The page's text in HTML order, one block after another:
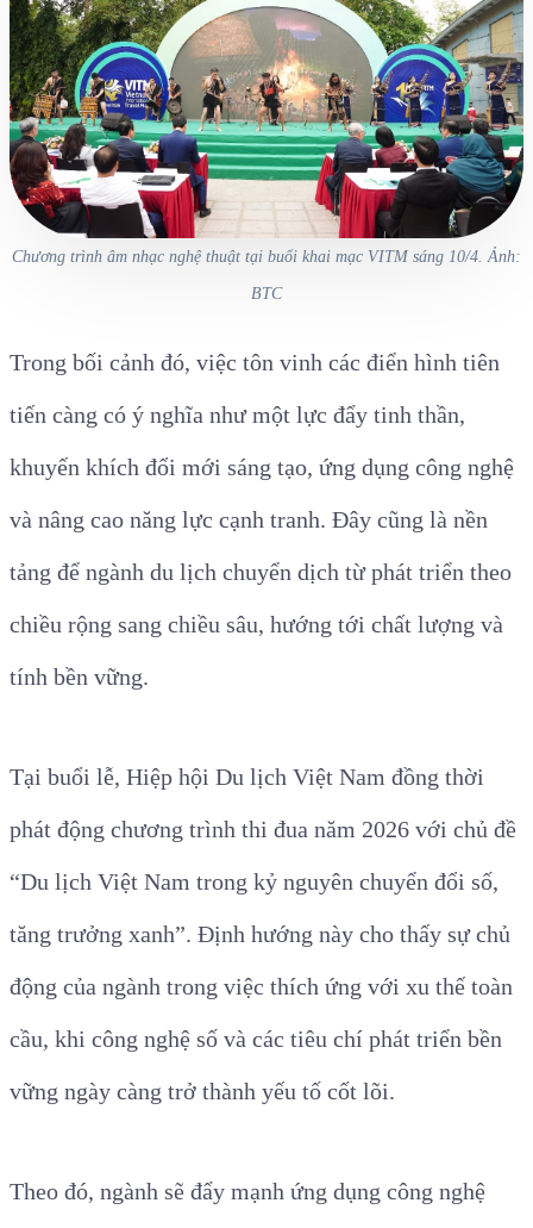
Chương trình âm nhạc nghệ thuật tại buổi khai mạc VITM sáng 10/4. Ảnh:
BTC
Trong bối cảnh đó, việc tôn vinh các điển hình tiên
tiến càng có ý nghĩa như một lực đẩy tinh thần,
khuyến khích đổi mới sáng tạo, ứng dụng công nghệ
và nâng cao năng lực cạnh tranh. Đây cũng là nền
tảng để ngành du lịch chuyển dịch từ phát triển theo
chiều rộng sang chiều sâu, hướng tới chất lượng và
tính bền vững.
Tại buổi lễ, Hiệp hội Du lịch Việt Nam đồng thời
phát động chương trình thi đua năm 2026 với chủ đề
“Du lịch Việt Nam trong kỷ nguyên chuyển đổi số,
tăng trưởng xanh”. Định hướng này cho thấy sự chủ
động của ngành trong việc thích ứng với xu thế toàn
cầu, khi công nghệ số và các tiêu chí phát triển bền
vững ngày càng trở thành yếu tố cốt lõi.
Theo đó, ngành sẽ đẩy mạnh ứng dụng công nghệ